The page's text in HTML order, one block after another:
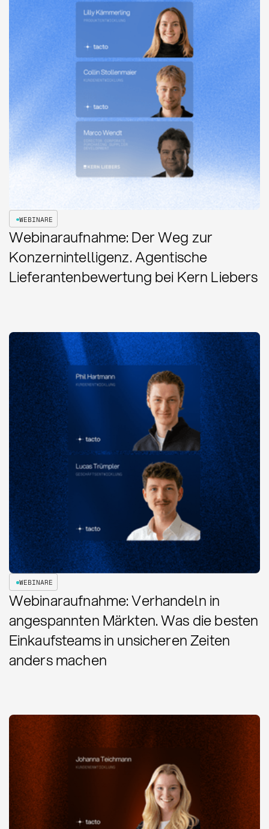
WEBINARE
Webinaraufnahme: Der Weg zur
Konzernintelligenz. Agentische
Lieferantenbewertung bei Kern Liebers
WEBINARE
Webinaraufnahme: Verhandeln in
angespannten Märkten. Was die besten
Einkaufsteams in unsicheren Zeiten
anders machen